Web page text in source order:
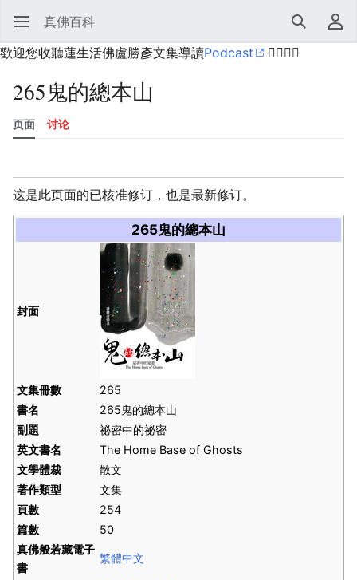
打开主菜单 真佛百科 搜索
用户菜单
歡迎您收聽蓮生活佛盧勝彥文集導讀Podcast 🙋‍♂️🙋‍♀️
265鬼的總本山
页面 讨论
这是此页面的已核准修订，也是最新修订。
265鬼的總本山
封面
文集冊數
265
書名
265鬼的總本山
副題
祕密中的祕密
英文書名
The Home Base of Ghosts
文學體裁
散文
著作類型
文集
頁數
254
篇數
50
真佛般若藏電子
書
繁體中文